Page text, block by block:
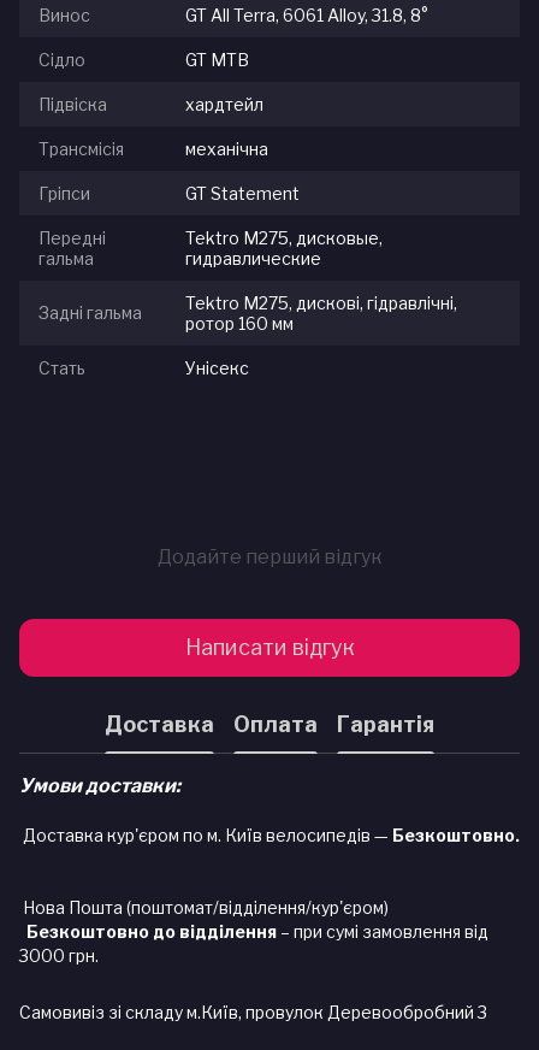
Винос GT All Terra, 6061 Alloy, 31.8, 8°
Сідло GT MTB
Підвіска хардтейл
Трансмісія механічна
Гріпси GT Statement
Передні
гальма
Tektro M275, дисковые,
гидравлические
Задні гальма
Tektro M275, дискові, гідравлічні,
ротор 160 мм
Стать Унісекс
Додайте перший відгук
Написати відгук
Доставка Оплата Гарантія
Умови доставки:
Доставка кур'єром по м. Київ велосипедів — Безкоштовно.
Нова Пошта (поштомат/відділення/кур'єром)
Безкоштовно до відділення – при сумі замовлення від
3000 грн.
Самовивіз зі складу м.Київ, провулок Деревообробний 3